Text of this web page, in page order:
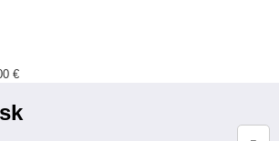
€